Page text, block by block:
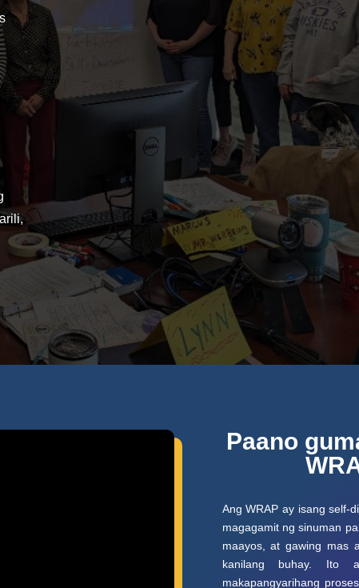
Paano
Ang WRAP ay isang self-
magagamit ng sinuman
maayos, at gawing mas
kanilang buhay. Ito
makapangyarihang